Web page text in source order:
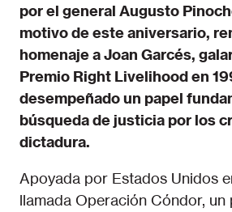
por el general Augusto
motivo de este aniversario,
homenaje a Joan Garcés,
Premio Right Livelihood en
desempeñado un papel
búsqueda de justicia por los
dictadura.
Apoyada por Estados Unidos
llamada Operación Cóndor, un